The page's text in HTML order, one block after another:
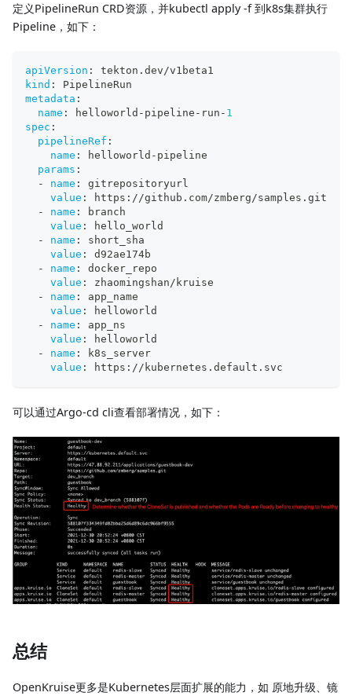
定义PipelineRun CRD资源，并kubectl apply -f 到k8s集群执行
Pipeline，如下：
apiVersion :
tekton.dev/v1beta1
kind :
PipelineRun
metadata :
name : helloworld - pipeline - run - 1
spec :
pipelineRef :
name : helloworld - pipeline
params :
-
name :
gitrepositoryurl
value : https : //github.com/zmberg/samples.git
-
name :
branch
value :
hello_world
-
name :
short_sha
value :
d92ae174b
-
name :
docker_repo
value :
zhaomingshan/kruise
-
name :
app_name
value :
helloworld
-
name :
app_ns
value :
helloworld
-
name :
k8s_server
value : https : //kubernetes.default.svc
可以通过Argo-cd cli查看部署情况，如下：
总结
OpenKruise更多是Kubernetes层面扩展的能力，如 原地升级、镜